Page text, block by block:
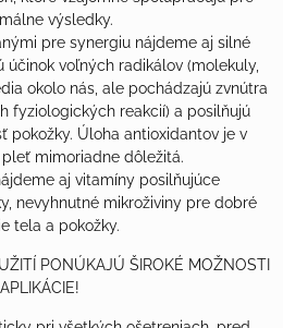
výsledky.
pre synergiu nájdeme aj silné
účinok voľných radikálov (molekuly,
okolo nás, ale pochádzajú zvnútra
fyziologických reakcií) a posilňujú
pokožky. Úloha antioxidantov je v
mimoriadne dôležitá.
aj vitamíny posilňujúce
nevyhnutné mikroživiny pre dobré
tela a pokožky.
PONÚKAJÚ ŠIROKÉ MOŽNOSTI
APLIKÁCIE!